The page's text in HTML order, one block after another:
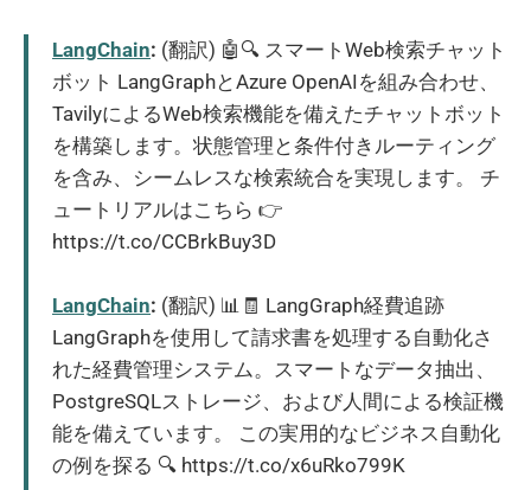
LangChain: (翻訳) 🤖🔍 スマートWeb検索チャット
ボット LangGraphとAzure OpenAIを組み合わせ、
TavilyによるWeb検索機能を備えたチャットボット
を構築します。状態管理と条件付きルーティング
を含み、シームレスな検索統合を実現します。 チ
ュートリアルはこちら 👉
https://t.co/CCBrkBuy3D
LangChain: (翻訳) 📊🧾 LangGraph経費追跡
LangGraphを使用して請求書を処理する自動化さ
れた経費管理システム。スマートなデータ抽出、
PostgreSQLストレージ、および人間による検証機
能を備えています。 この実用的なビジネス自動化
の例を探る 🔍 https://t.co/x6uRko799K